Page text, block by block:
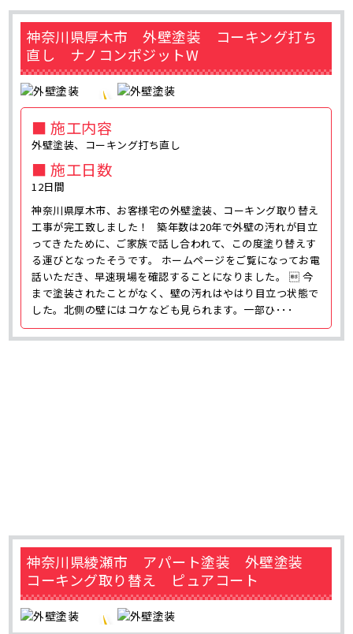
神奈川県厚木市 外壁塗装 コーキング打ち
直し ナノコンポジットW
■ 施工内容
外壁塗装、コーキング打ち直し
■ 施工日数
12日間
神奈川県厚木市、お客様宅の外壁塗装、コーキング取り替え
工事が完工致しました！ 築年数は20年で外壁の汚れが目立
ってきたために、ご家族で話し合われて、この度塗り替えす
る運びとなったそうです。 ホームページをご覧になってお電
話いただき、早速現場を確認することになりました。  今
まで塗装されたことがなく、壁の汚れはやはり目立つ状態で
した。北側の壁にはコケなども見られます。一部ひ･･･
神奈川県綾瀬市 アパート塗装 外壁塗装
コーキング取り替え ピュアコート